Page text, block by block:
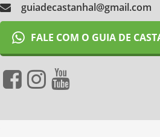
guiadecastanhal@gmail.com
FALE COM O GUIA DE